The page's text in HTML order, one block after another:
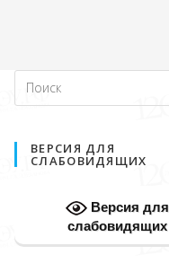
ВЕРСИЯ ДЛЯ
СЛАБОВИДЯЩИХ
Версия для
слабовидящих